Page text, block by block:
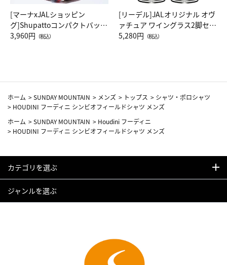
[マーナxJALショッピン
グ]Shupattoコンパクトバッグ
Drop JAL客室乗務員（LC）ス
3,960円 （税込）
[リーデル]JALオリジナル オヴ
ァチュア ワイングラス2脚セッ
ト（レッドワイン）
5,280円 （税込）
ホーム >SUNDAY MOUNTAIN > メンズ > トップス > シャツ・ポロシャツ
> HOUDINI フーディニ シンビオフィールドシャツ メンズ
ホーム >SUNDAY MOUNTAIN > Houdini フーディニ
> HOUDINI フーディニ シンビオフィールドシャツ メンズ
カテゴリを選ぶ
ジャンルを選ぶ